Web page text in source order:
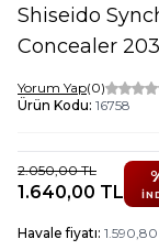
Shiseido
Concealer
Yorum Yap(0)
Ürün Kodu: 16758
2.050,00TL
1.640,00 TL
Havale fiyatı: 1.590,80